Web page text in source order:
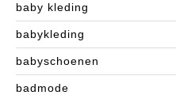
baby kleding
babykleding
babyschoenen
badmode